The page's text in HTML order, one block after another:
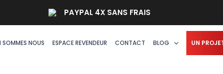
PAYPAL 4X SANS FRAIS
SOMMES NOUS ESPACE REVENDEUR CONTACT BLOG UN
de
Plaquettes